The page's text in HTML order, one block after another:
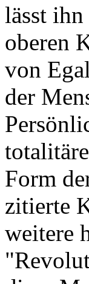
lässt ihn
oberen
von
der
Form
zitierte
weitere